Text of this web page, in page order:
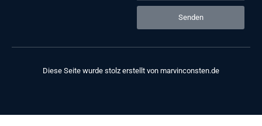
Senden
Diese Seite wurde stolz erstellt von marvinconsten.de